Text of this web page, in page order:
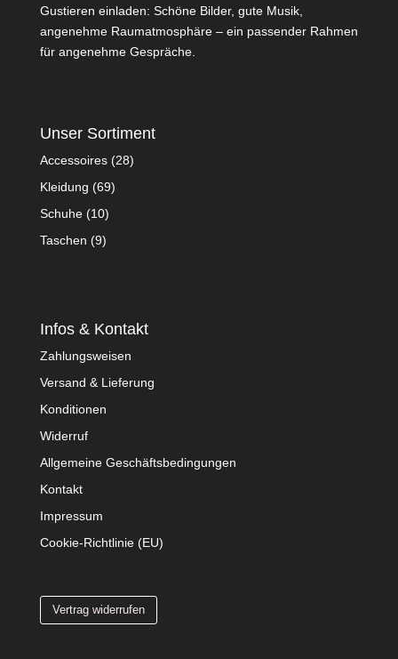
Gustieren einladen: Schöne Bilder, gute Musik,
angenehme Raumatmosphäre – ein passender Rahmen
für angenehme Gespräche.
Unser Sortiment
Accessoires (28)
Kleidung (69)
Schuhe (10)
Taschen (9)
Infos & Kontakt
Zahlungsweisen
Versand & Lieferung
Konditionen
Widerruf
Allgemeine Geschäftsbedingungen
Kontakt
Impressum
Cookie-Richtlinie (EU)
Vertrag widerrufen